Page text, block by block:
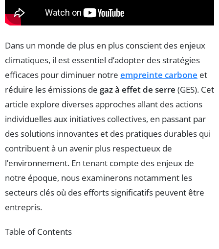
Dans un monde de plus en plus conscient des enjeux
climatiques, il est essentiel d’adopter des stratégies
efficaces pour diminuer notre empreinte carbone et
réduire les émissions de gaz à effet de serre (GES). Cet
article explore diverses approches allant des actions
individuelles aux initiatives collectives, en passant par
des solutions innovantes et des pratiques durables qui
contribuent à un avenir plus respectueux de
l’environnement. En tenant compte des enjeux de
notre époque, nous examinerons notamment les
secteurs clés où des efforts significatifs peuvent être
entrepris.
Table of Contents